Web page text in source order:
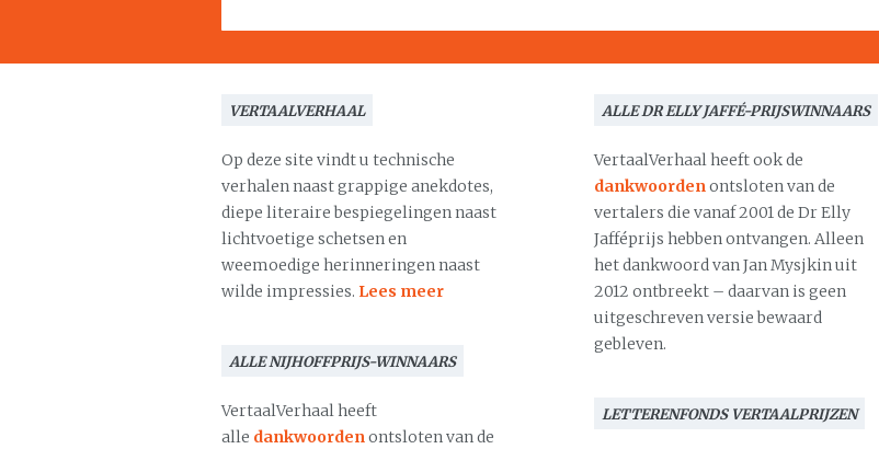
VERTAALVERHAAL
Op deze site vindt u technische
verhalen naast grappige anekdotes,
diepe literaire bespiegelingen naast
lichtvoetige schetsen en
weemoedige herinneringen naast
wilde impressies. Lees meer
ALLE NIJHOFFPRIJS-WINNAARS
VertaalVerhaal heeft
alle dankwoordenontsloten van de
ALLE DR ELLY JAFFÉ-PRIJSWINNAARS
VertaalVerhaal heeft ook de
dankwoordenontsloten van de
vertalers die vanaf 2001 de Dr Elly
Jafféprijs hebben ontvangen. Alleen
het dankwoord van Jan Mysjkin uit
2012 ontbreekt – daarvan is geen
uitgeschreven versie bewaard
gebleven.
LETTERENFONDS VERTAALPRIJZEN